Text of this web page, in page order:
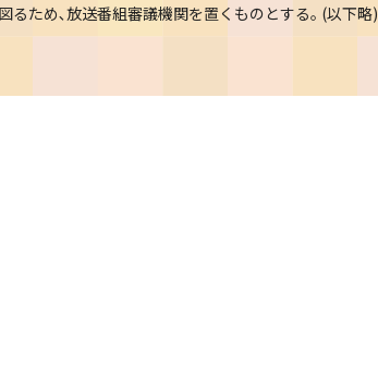
ため､放送番組審議機関を置くものとする｡ (以下略)